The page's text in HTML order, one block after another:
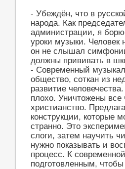
- Убеждён, что в
народа. Как
администрации, я
уроки музыки. Человек
он не слышал
должны прививать в
- Современный
общество, соткан из
развитие
плохо. Уничтожены все
христианство.
конструкции, которые
странно. Это
слоги, затем научить
нужно показывать и
процесс. К
подготовленным,